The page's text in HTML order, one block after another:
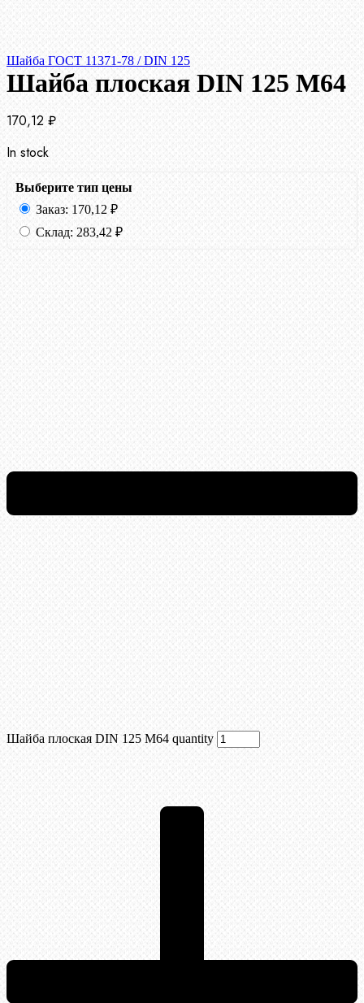
Шайба ГОСТ 11371-78 / DIN 125
Шайба плоская DIN 125 М64
170,12 ₽
In stock
Выберите тип цены
Заказ: 170,12 ₽
Склад: 283,42 ₽
Шайба плоская DIN 125 М64 quantity